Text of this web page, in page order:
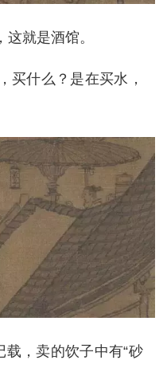
这就是酒馆。
买什么？是在买水，
载，卖的饮子中有“砂